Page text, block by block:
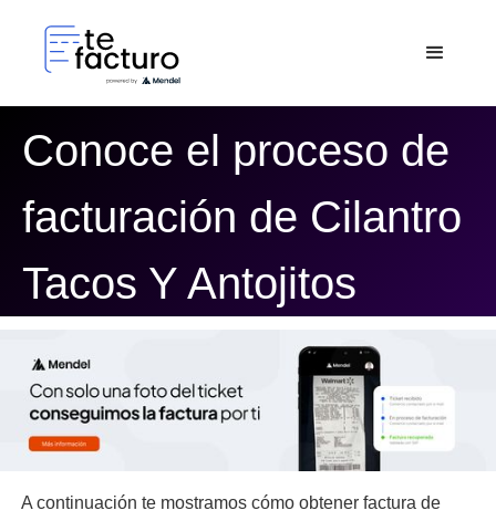
Conoce el proceso de
facturación de Cilantro
Tacos Y Antojitos
A continuación te mostramos cómo obtener factura de